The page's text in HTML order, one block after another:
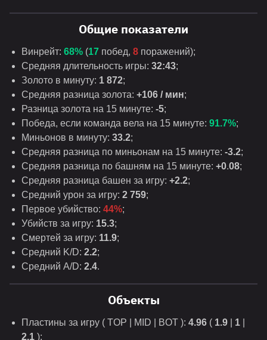
Общие показатели
Винрейт: 68% (17 побед, 8 поражений);
Средняя длительность игры: 32:43;
Золото в минуту: 1 872;
Средняя разница золота: +106 / мин;
Разница золота на 15 минуте: -5;
Победа, если команда вела на 15 минуте: 91.7%;
Миньонов в минуту: 33.2;
Средняя разница по миньонам на 15 минуте: -3.2;
Средняя разница по башням на 15 минуте: +0.08;
Средняя разница башен за игру: +2.2;
Средний урон за игру: 2 759;
Первое убийство: 44%;
Убийств за игру: 15.3;
Смертей за игру: 11.9;
Средний K/D: 2.2;
Средний A/D: 2.4.
Объекты
Пластины за игру ( TOP | MID | BOT ): 4.96 ( 1.9 1
2.1 );